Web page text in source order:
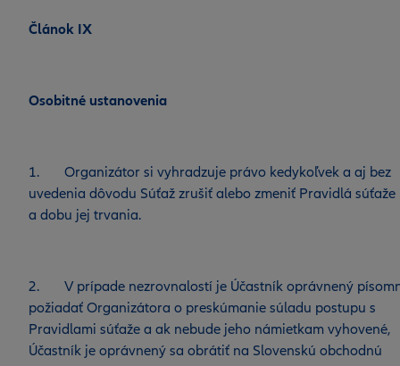
Článok IX
Osobitné ustanovenia
1. Organizátor si vyhradzuje právo kedykoľvek a aj bez
uvedenia dôvodu Súťaž zrušiť alebo zmeniť Pravidlá súťaže
a dobu jej trvania.
2. V prípade nezrovnalostí je Účastník oprávnený
požiadať Organizátora o preskúmanie súladu postupu s
Pravidlami súťaže a ak nebude jeho námietkam vyhovené,
Účastník je oprávnený sa obrátiť na Slovenskú obchodnú